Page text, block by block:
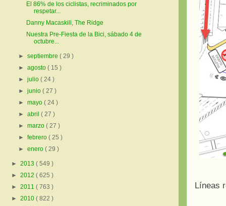
Líneas
El 86% de los ciclistas, recriminados por
respetar...
Danny Macaskill, The Ridge
Nuestra Pre-Fiesta de la Bici, sábado 4 de
octubre...
►septiembre( 29 )
►agosto( 15 )
►julio( 24 )
►junio( 27 )
►mayo( 24 )
►abril( 27 )
►marzo( 27 )
►febrero( 25 )
►enero( 29 )
► 2013 ( 549 )
► 2012 ( 625 )
► 2011 ( 763 )
► 2010 ( 822 )